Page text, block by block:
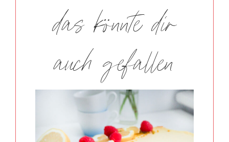
das könnte dir
auch gefallen